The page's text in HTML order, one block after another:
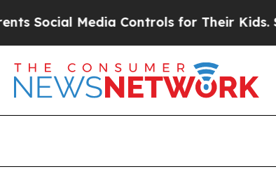
Controls for Their Kids. Should the